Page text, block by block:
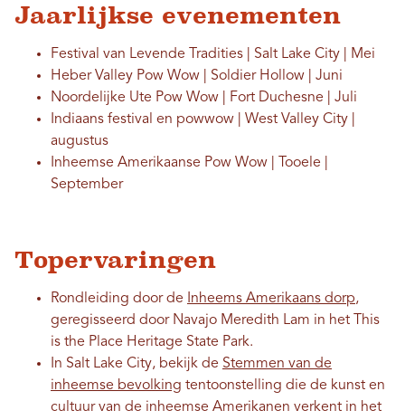
Jaarlijkse evenementen
Festival van Levende Tradities | Salt Lake City | Mei
Heber Valley Pow Wow | Soldier Hollow | Juni
Noordelijke Ute Pow Wow | Fort Duchesne | Juli
Indiaans festival en powwow | West Valley City |
augustus
Inheemse Amerikaanse Pow Wow | Tooele |
September
Topervaringen
Rondleiding door de Inheems Amerikaans dorp,
geregisseerd door Navajo Meredith Lam in het This
is the Place Heritage State Park.
In Salt Lake City, bekijk de Stemmen van de
inheemse bevolking tentoonstelling die de kunst en
cultuur van de inheemse Amerikanen verkent in het